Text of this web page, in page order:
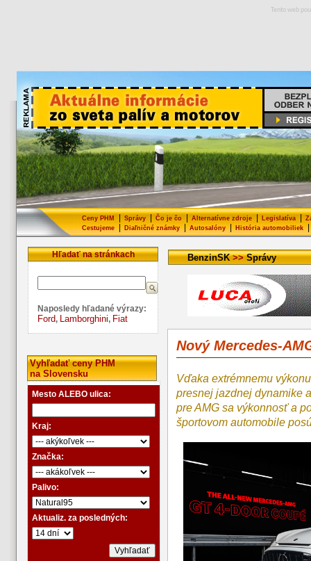
Tento web
Ceny PHM Správy Čo je čo Alternatívne zdroje Legislatíva
Cestujeme| Diaľničné známky| Autosalóny| História automobiliek|
Hľadať na stránkach
Naposledy hľadané výrazy:
Ford, Lamborghini, Fiat
Vyhľadať ceny PHM
na Slovensku
Mesto ALEBO ulica:
Kraj:
Značka:
Palivo:
Aktualiz. za posledných:
BenzinSK>>Správy
Nový Mercedes-
Vďaka extrémnemu
presnej jazdnej dynamike
pre AMG sa výkonnosť a
športovom automobile